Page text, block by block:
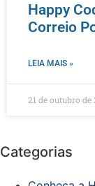
Happy
Correio
LEIA MAIS »
21 de outubro de
Categorias